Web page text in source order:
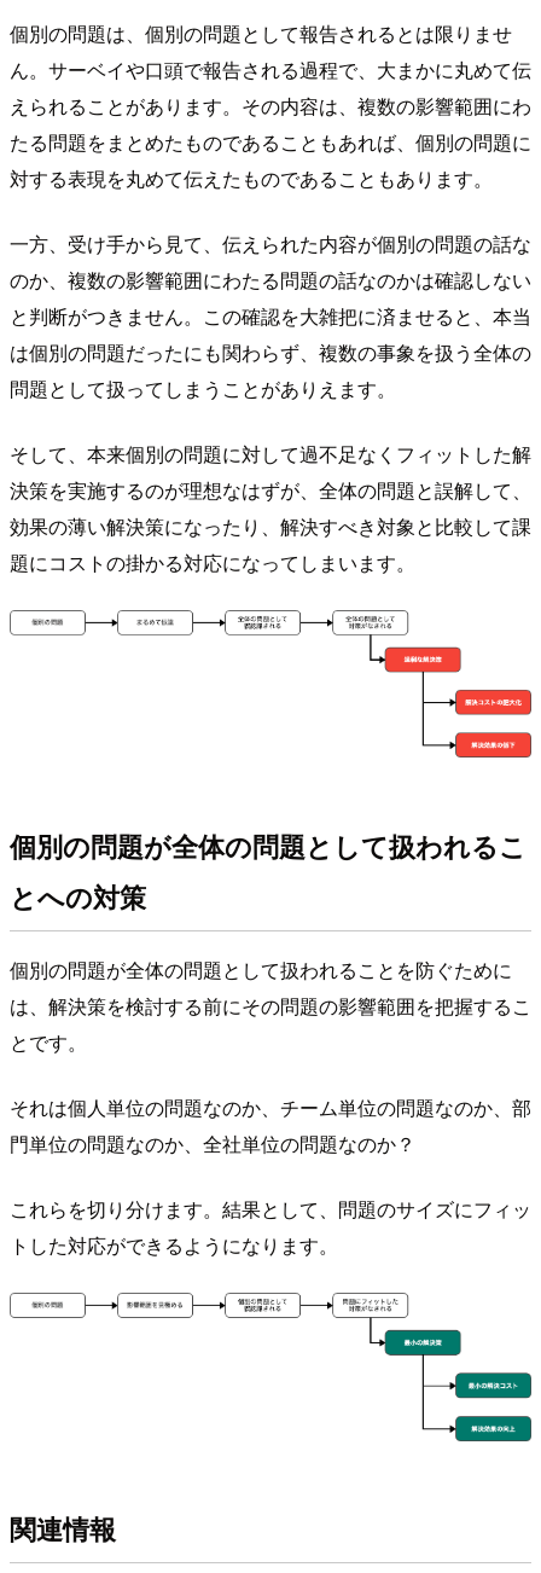
個別の問題は、個別の問題として報告されるとは限りませ
ん。サーベイや口頭で報告される過程で、大まかに丸めて伝
えられることがあります。その内容は、複数の影響範囲にわ
たる問題をまとめたものであることもあれば、個別の問題に
対する表現を丸めて伝えたものであることもあります。
一方、受け手から見て、伝えられた内容が個別の問題の話な
のか、複数の影響範囲にわたる問題の話なのかは確認しない
と判断がつきません。この確認を大雑把に済ませると、本当
は個別の問題だったにも関わらず、複数の事象を扱う全体の
問題として扱ってしまうことがありえます。
そして、本来個別の問題に対して過不足なくフィットした解
決策を実施するのが理想なはずが、全体の問題と誤解して、
効果の薄い解決策になったり、解決すべき対象と比較して課
題にコストの掛かる対応になってしまいます。
個別の問題が全体の問題として扱われるこ
とへの対策
個別の問題が全体の問題として扱われることを防ぐために
は、解決策を検討する前にその問題の影響範囲を把握するこ
とです。
それは個人単位の問題なのか、チーム単位の問題なのか、部
門単位の問題なのか、全社単位の問題なのか？
これらを切り分けます。結果として、問題のサイズにフィッ
トした対応ができるようになります。
関連情報